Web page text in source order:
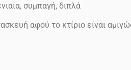
συμπαγή, διπλά
αφού το κτίριο είναι